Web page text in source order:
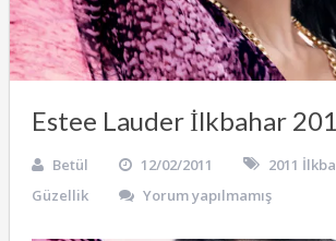
Estee Lauder İlkbahar
Betül 12/02/2011 2011
Güzellik
Yorum yapılmamış